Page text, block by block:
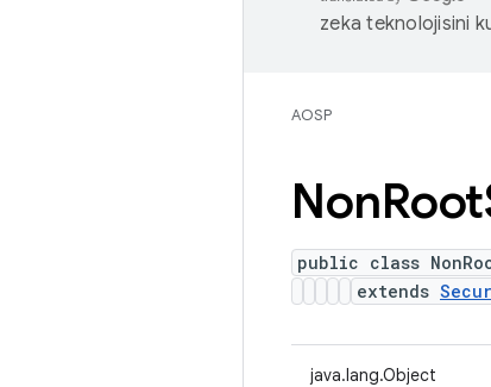
zeka teknolojisini
AOSP
NonRoot
public class
extends
java.lang.Object